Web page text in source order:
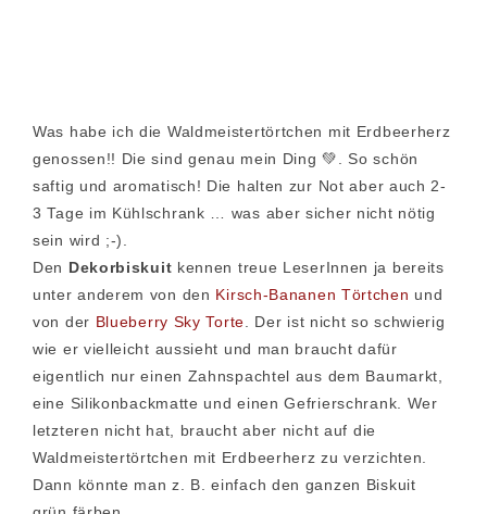
Was habe ich die Waldmeistertörtchen mit Erdbeerherz
genossen!! Die sind genau mein Ding 💚. So schön
saftig und aromatisch! Die halten zur Not aber auch 2-
3 Tage im Kühlschrank … was aber sicher nicht nötig
sein wird ;-).
Den Dekorbiskuit kennen treue LeserInnen ja bereits
unter anderem von den Kirsch-Bananen Törtchen und
von der Blueberry Sky Torte. Der ist nicht so schwierig
wie er vielleicht aussieht und man braucht dafür
eigentlich nur einen Zahnspachtel aus dem Baumarkt,
eine Silikonbackmatte und einen Gefrierschrank. Wer
letzteren nicht hat, braucht aber nicht auf die
Waldmeistertörtchen mit Erdbeerherz zu verzichten.
Dann könnte man z. B. einfach den ganzen Biskuit